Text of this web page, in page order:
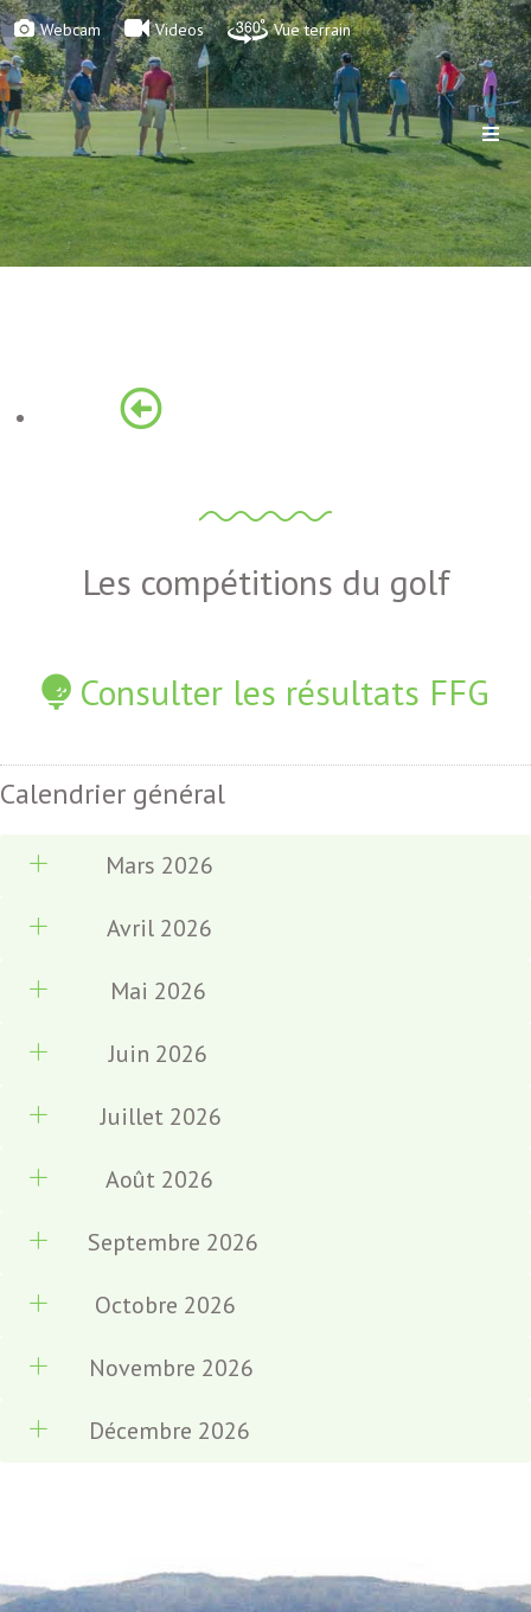
Webcam Videos Vue terrain
Les compétitions du golf
Consulter les résultats FFG
Calendrier général
Mars 2026
Avril 2026
Mai 2026
Juin 2026
Juillet 2026
Août 2026
Septembre 2026
Octobre 2026
Novembre 2026
Décembre 2026